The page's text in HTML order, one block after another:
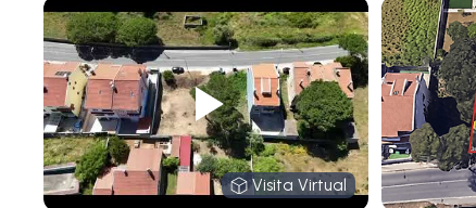
Visita Virtual
Visita Virtual